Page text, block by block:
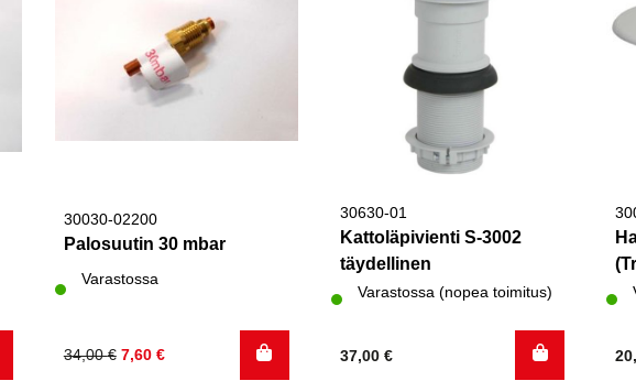
30030-02200
Palosuutin 30 mbar
Varastossa
34,00€
Alkuperäinen
7,60 €
Nykyinen
30630-01
Kattoläpivienti S-3002
täydellinen
Varastossa (nopea toimitus)
37,00 €